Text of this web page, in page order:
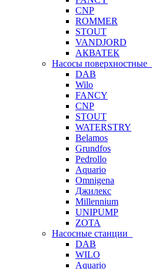
CNP
ROMMER
STOUT
VANDJORD
АКВАТЕК
Насосы поверхностные
DAB
Wilo
FANCY
CNP
STOUT
WATERSTRY
Belamos
Grundfos
Pedrollo
Aquario
Omnigena
Джилекс
Millennium
UNIPUMP
ZOTA
Насосные станции
DAB
WILO
Aquario